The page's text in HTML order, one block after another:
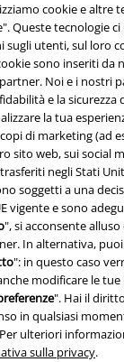
cookie e altre
Queste tecnologie
sugli utenti, sul loro
sono inseriti da
Noi e i nostri
e la sicurezza
la tua
di marketing (ad
sito web, sui social
negli Stati
soggetti a una
vigente e sono
", si acconsente
In alternativa,
": in questo caso
modificare le
". Hai il
in qualsiasi
ulteriori
sulla privacy.
App EMP
la nuova app di
Music Group